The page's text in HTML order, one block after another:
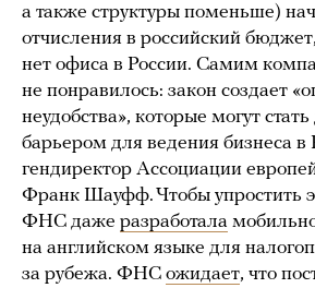
а также структуры поменьше)
отчисления в российский
нет офиса в России. Самим
не понравилось: закон создает
неудобства», которые могут
барьером для ведения бизнеса в
гендиректор Ассоциации
Франк Шауфф. Чтобы упростить
ФНС даже разработала
на английском языке для
за рубежа. ФНС ожидает, что